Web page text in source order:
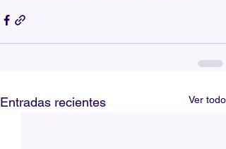
Entradas recientes Ver todo